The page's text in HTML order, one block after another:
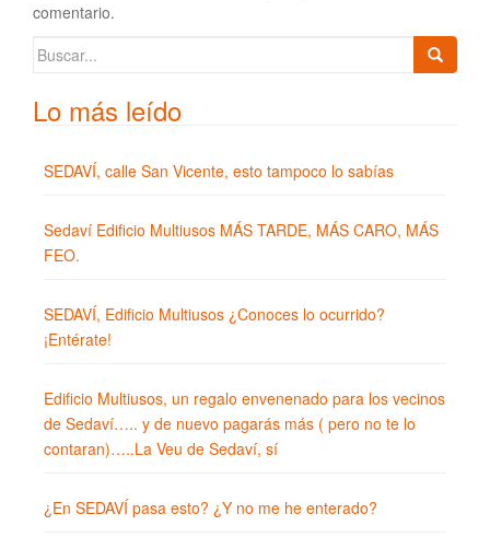
comentario.
Buscar:
Lo más leído
SEDAVÍ, calle San Vicente, esto tampoco lo sabías
Sedaví Edificio Multiusos MÁS TARDE, MÁS CARO, MÁS
FEO.
SEDAVÍ, Edificio Multiusos ¿Conoces lo ocurrido?
¡Entérate!
Edificio Multiusos, un regalo envenenado para los vecinos
de Sedaví….. y de nuevo pagarás más ( pero no te lo
contaran)…..La Veu de Sedaví, sí
¿En SEDAVÍ pasa esto? ¿Y no me he enterado?